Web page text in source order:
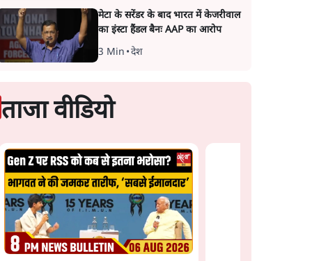
मेटा के सरेंडर के बाद भारत में केजरीवाल
का इंस्टा हैंडल बैनः AAP का आरोप
3 Min •देश
ताजा वीडियो